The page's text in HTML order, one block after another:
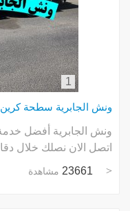
1
ونش الجابرية سطحة كرين 92220007
ونش الجابرية أفضل
اتصل الان نصلك خلال
23661 مشاهدة